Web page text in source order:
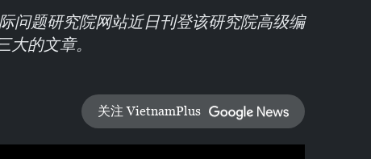
问题研究院网站近日刊登该研究院高级编
大的文章。
关注 VietnamPlus